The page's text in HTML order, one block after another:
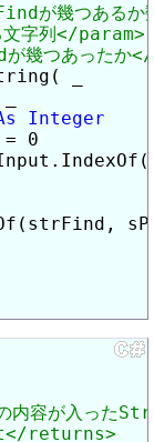
_
Integer
= 0